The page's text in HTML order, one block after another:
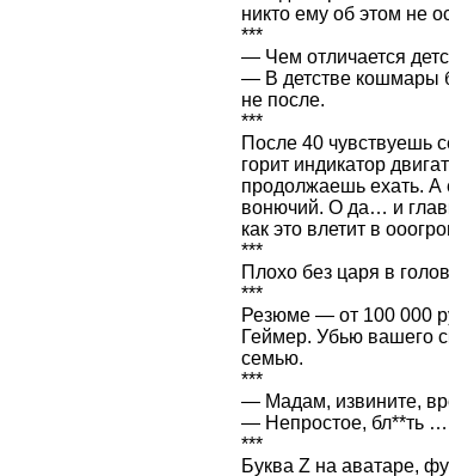
никто ему об этом не
***
— Чем отличается
— В детстве кошмары
не после.
***
После 40 чувствуешь
горит индикатор
продолжаешь ехать. А
вонючий. О да… и
как это влетит в
***
Плохо без царя в
***
Резюме — от 100 000
Геймер. Убью вашего
семью.
***
— Мадам, извините,
— Непростое, бл**ть …
***
Буква Z на аватаре,